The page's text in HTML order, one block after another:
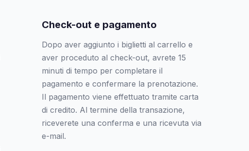
Check-out e pagamento
Dopo aver aggiunto i biglietti al carrello e
aver proceduto al check-out, avrete 15
minuti di tempo per completare il
pagamento e confermare la prenotazione.
Il pagamento viene effettuato tramite carta
di credito. Al termine della transazione,
riceverete una conferma e una ricevuta via
e-mail.